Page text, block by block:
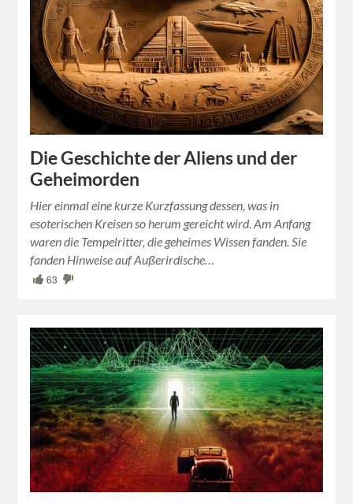
Die Geschichte der Aliens und der
Geheimorden
Hier einmal eine kurze Kurzfassung dessen, was in
esoterischen Kreisen so herum gereicht wird. Am Anfang
waren die Tempelritter, die geheimes Wissen fanden. Sie
fanden Hinweise auf Außerirdische…
63